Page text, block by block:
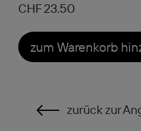
CHF 23.50
zum Warenkorb
zurück zur